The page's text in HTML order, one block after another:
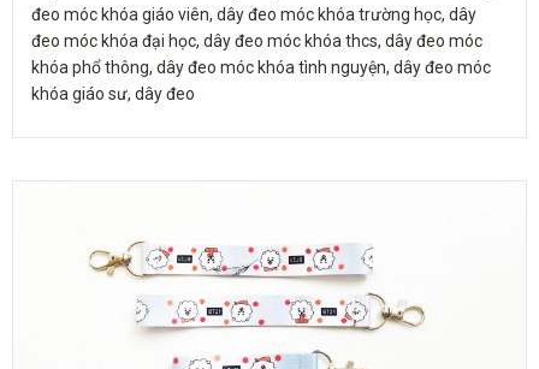
đeo móc khóa giáo viên, dây đeo móc khóa trường học, dây
đeo móc khóa đại học, dây đeo móc khóa thcs, dây đeo móc
khóa phổ thông, dây đeo móc khóa tình nguyện, dây đeo móc
khóa giáo sư, dây đeo